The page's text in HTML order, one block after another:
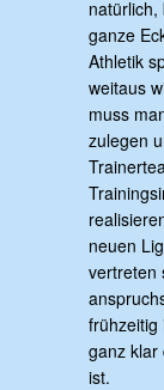
ganze
Athletik
weitaus
muss
zulegen
neuen
vertreten
frühzeitig
ganz klar
ist.